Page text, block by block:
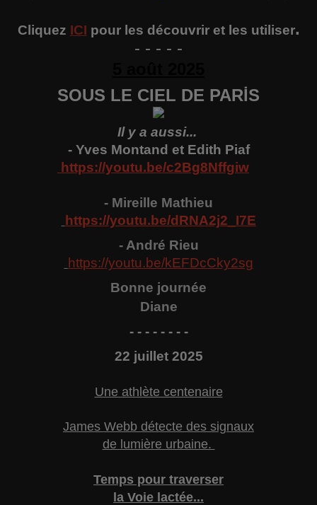
Cliquez ICI pour les découvrir et les utiliser.
- - - - -
SOUS LE CIEL DE PARİS
Il y a aussi...
- Yves Montand et Edith Piaf
https://youtu.be/c2Bg8Nffgiw
- Mireille Mathieu
https://youtu.be/dRNA2j2_I7E
- André Rieu
https://youtu.be/kEFDcCky2sg
Bonne journée
Diane
- - - - - - - -
22 juillet 2025
Une athlète centenaire
James Webb détecte des signaux
de lumière urbaine.
Temps pour traverser
la Voie lactée...